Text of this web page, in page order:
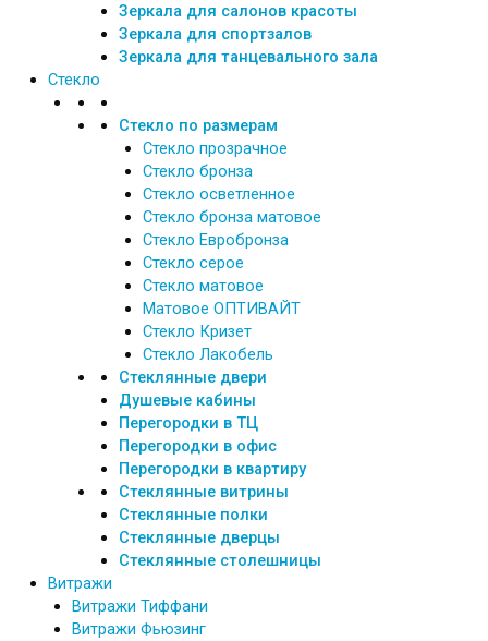
Зеркала для салонов красоты
Зеркала для спортзалов
Зеркала для танцевального зала
Стекло
Стекло по размерам
Стекло прозрачное
Стекло бронза
Стекло осветленное
Стекло бронза матовое
Стекло Евробронза
Стекло серое
Стекло матовое
Матовое ОПТИВАЙТ
Стекло Кризет
Стекло Лакобель
Стеклянные двери
Душевые кабины
Перегородки в ТЦ
Перегородки в офис
Перегородки в квартиру
Стеклянные витрины
Стеклянные полки
Стеклянные дверцы
Стеклянные столешницы
Витражи
Витражи Тиффани
Витражи Фьюзинг